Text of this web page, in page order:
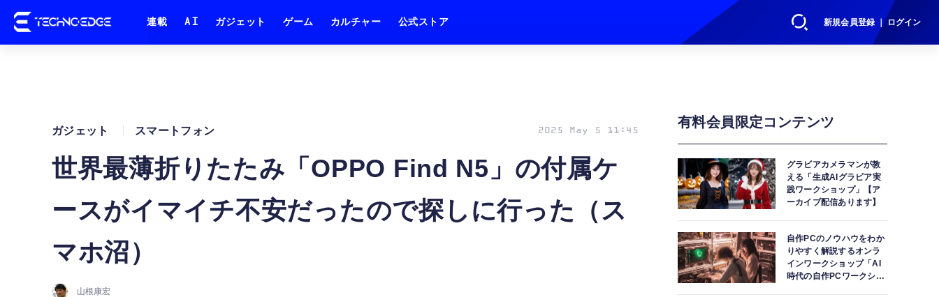
新規会員登録 ｜ ログイン
連載 AI ガジェット ゲーム カルチャー 公式ストア
世界最薄折りたたみ「OPPO Find N5」の付属ケ
ースがイマイチ不安だったので探しに行った（ス
マホ沼）
ガジェット スマートフォン 2025 May 5 11:45
山根康宏
有料会員限定コンテンツ
グラビアカメラマンが教
える「生成AIグラビア実
践ワークショップ」【ア
ーカイブ配信あります】
自作PCのノウハウをわか
りやすく解説するオンラ
インワークショップ「AI
時代の自作PCワークショ